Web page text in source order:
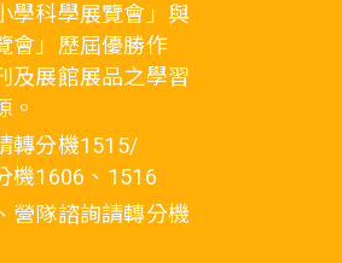
學科學展覽會」與
會」歷屆優勝作
及展館展品之學習
。
轉分機1515/
機1606、1516
營隊諮詢請轉分機